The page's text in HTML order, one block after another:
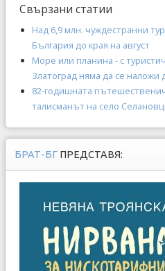
Свързани статии
Над 6,9 млн. чуждестранни
България до края на август
Море или планина - с
Златоград няма да се наложи
82-годишната
талисманът на село
БРАТ-БГ ПРЕДСТАВЯ: